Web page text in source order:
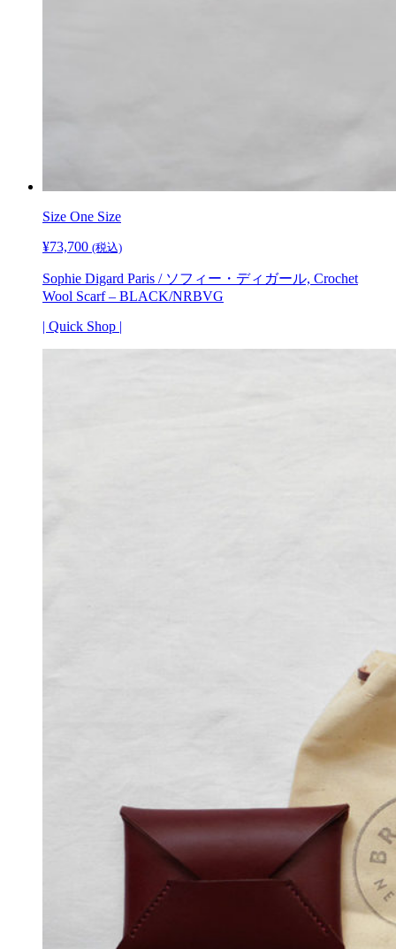
Size One Size
¥73,700 (税込)
Sophie Digard Paris / ソフィー・ディガール, Crochet
Wool Scarf – BLACK/NRBVG
| Quick Shop |